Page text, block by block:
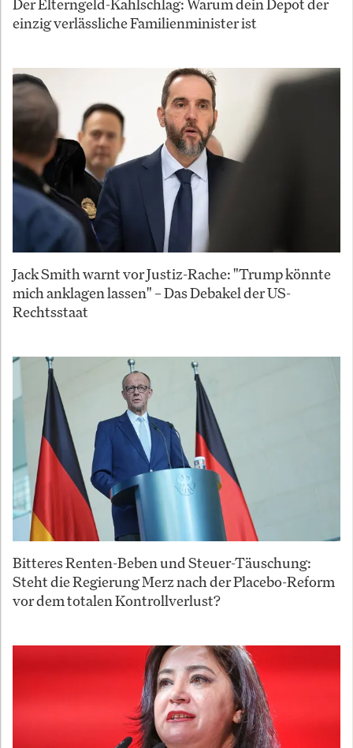
Der Elterngeld-Kahlschlag: Warum dein Depot der
einzig verlässliche Familienminister ist
Jack Smith warnt vor Justiz-Rache: "Trump könnte
mich anklagen lassen" – Das Debakel der US-
Rechtsstaat
Bitteres Renten-Beben und Steuer-Täuschung:
Steht die Regierung Merz nach der Placebo-Reform
vor dem totalen Kontrollverlust?